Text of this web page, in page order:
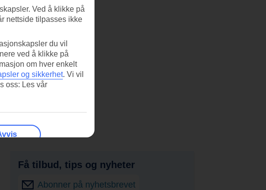
Få tilbud, tips og nyheter
Abonner på nyhetsbrevet
Ved å klikke på
nettside tilpasses ikke
du vil
ved å klikke på
om hver enkelt
og sikkerhet. Vi vil
oss: Les vår